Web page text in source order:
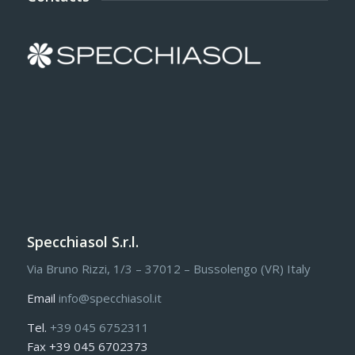
Specchiasol S.r.l.
Via Bruno Rizzi, 1/3 – 37012 – Bussolengo (VR) Italy
Email info@specchiasol.it
Tel. +39 045 6752311
Fax +39 045 6702373